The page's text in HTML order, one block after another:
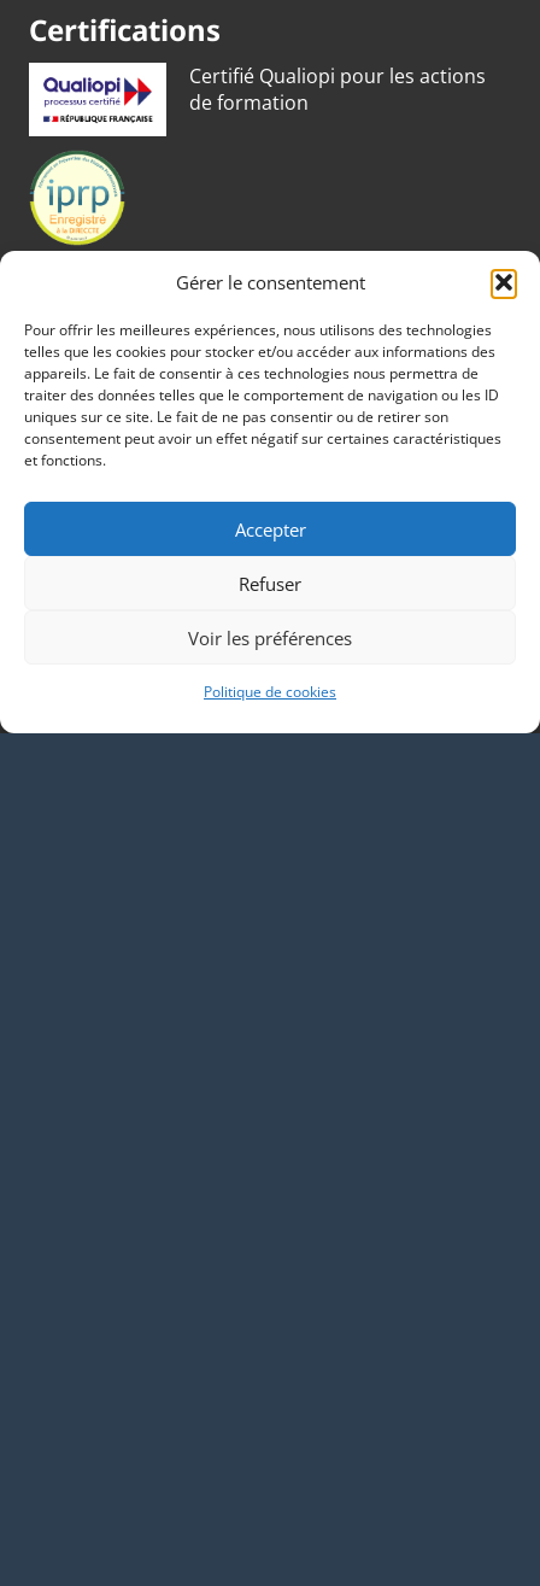
Gérer le consentement
Pour offrir les meilleures expériences, nous utilisons des technologies
telles que les cookies pour stocker et/ou accéder aux informations des
appareils. Le fait de consentir à ces technologies nous permettra de
traiter des données telles que le comportement de navigation ou les ID
uniques sur ce site. Le fait de ne pas consentir ou de retirer son
consentement peut avoir un effet négatif sur certaines caractéristiques
et fonctions.
Accepter
Refuser
Voir les préférences
Politique de cookies
Certifications
Certifié Qualiopi pour les actions
de formation